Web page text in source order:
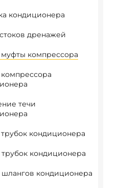
кондиционера
дренажей
компрессора
течи
кондиционера
кондиционера
кондиционера